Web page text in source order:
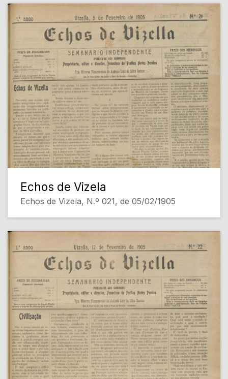
Echos de Vizela
Echos de Vizela, N.º 021, de 05/02/1905